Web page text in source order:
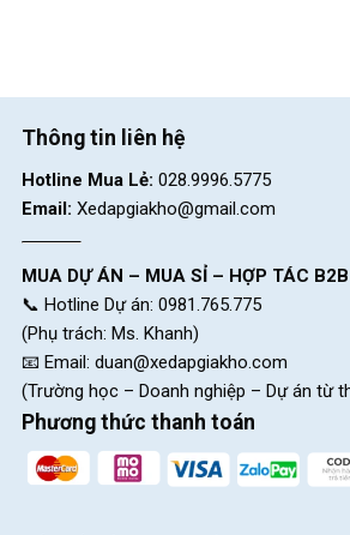
Thông tin liên hệ
Hotline Mua Lẻ: 028.9996.5775
Email: Xedapgiakho@gmail.com
MUA DỰ ÁN – MUA SỈ – HỢP TÁC B2B
📞 Hotline Dự án: 0981.765.775
(Phụ trách: Ms. Khanh)
📧 Email: duan@xedapgiakho.com
(Trường học – Doanh nghiệp – Dự án từ
Phương thức thanh toán